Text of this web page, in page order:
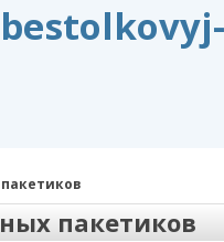
пакетиков